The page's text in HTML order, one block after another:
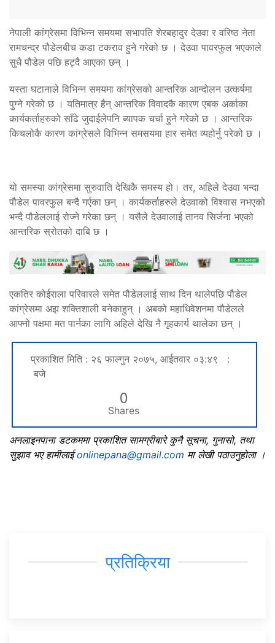
नेपाली कांग्रेसमा विभिन्न समयमा सभापति शेरबहादुर देउवा र वरिष्ठ नेता
रामचन्द्र पौडेलबीच कडा टकराव हुने गरेको छ । देउवा पावरफुल भएकाले
सुधै पौडेल पछि हट्दै आएका छन् ।
यस्ता घटानाले विभिन्न समयमा कांग्रेसको आन्तरिक आन्दोलन उत्कर्षमा
पुग्ने गरेको छ । यतिमात्र हैन् आन्तरिक विवादकै कारण एबक अर्काका
कार्यकर्ताहरुको साँढे जुदाईलेपनि ब्यापक चर्चा हुने गरेको छ । आन्तरिक
किचलोकै कारण कांग्रेसले विभिन्न समसयमा हार समेत व्यहोर्नु परेको छ ।
यो समस्या कांग्रेसमा सुरुवाति देखिकै समस्य हो। तर, अहिले देउवा भन्दा
पौडेल पावरफुल बन्दै गर्एका छन् । कार्यकर्ताहरुले देउवाको विश्वास नभएको
भन्दै पौडेललाई रोज्ने गरेका छन् । यसैले देउवालाई तानव सिर्जना भएको
आन्तरिक स्रोतको दाबि छ ।
एकतिर कोईराला परिवारले समेत पौडेललाई साथ दिन थालेपछि पौडेल
कांग्रेसमा अझ शक्तिशाली बनेकाहुन् । अबको महाधिवेशनमा पौडेलले
आफ्नो पक्षमा मत पार्नका लागि अहिले देखि नै गृहकार्य थालेका छन् ।
प्रकाशित मिति : २६ फाल्गुन २०७५, आईतवार ०३:४९ :
बजे
0
Shares
अनलाइनपाना डटकममा प्रकाशित सामग्रीबारे कुनै सूचना, गुनासो, तथा
सुझाव भए हामीलाईonlinepana@gmail.com मा लेखी पठाउनुहोला ।
प्रतिक्रिया